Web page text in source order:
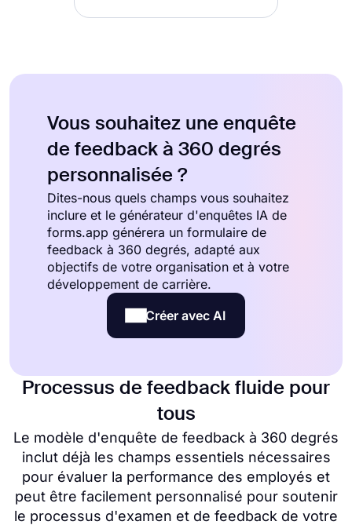
Vous souhaitez une enquête
de feedback à 360 degrés
personnalisée ?
Dites-nous quels champs vous souhaitez
inclure et le générateur d'enquêtes IA de
forms.app générera un formulaire de
feedback à 360 degrés, adapté aux
objectifs de votre organisation et à votre
développement de carrière.
Créer avec AI
Processus de feedback fluide pour
tous
Le modèle d'enquête de feedback à 360 degrés
inclut déjà les champs essentiels nécessaires
pour évaluer la performance des employés et
peut être facilement personnalisé pour soutenir
le processus d'examen et de feedback de votre